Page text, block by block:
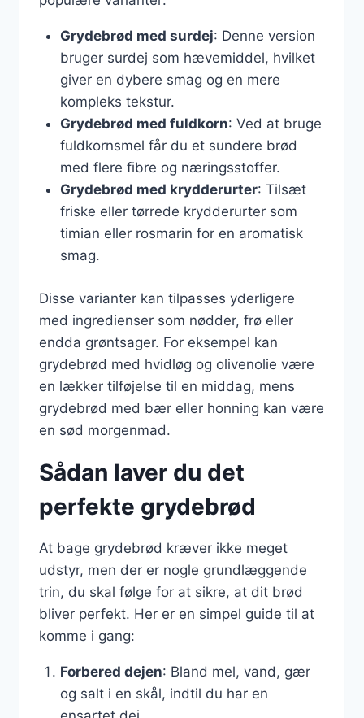
Grydebrød med surdej: Denne version
bruger surdej som hævemiddel, hvilket
giver en dybere smag og en mere
kompleks tekstur.
Grydebrød med fuldkorn: Ved at bruge
fuldkornsmel får du et sundere brød
med flere fibre og næringsstoffer.
Grydebrød med krydderurter: Tilsæt
friske eller tørrede krydderurter som
timian eller rosmarin for en aromatisk
smag.
Disse varianter kan tilpasses yderligere
med ingredienser som nødder, frø eller
endda grøntsager. For eksempel kan
grydebrød med hvidløg og olivenolie være
en lækker tilføjelse til en middag, mens
grydebrød med bær eller honning kan være
en sød morgenmad.
Sådan laver du det
perfekte grydebrød
At bage grydebrød kræver ikke meget
udstyr, men der er nogle grundlæggende
trin, du skal følge for at sikre, at dit brød
bliver perfekt. Her er en simpel guide til at
komme i gang:
Forbered dejen: Bland mel, vand, gær
og salt i en skål, indtil du har en